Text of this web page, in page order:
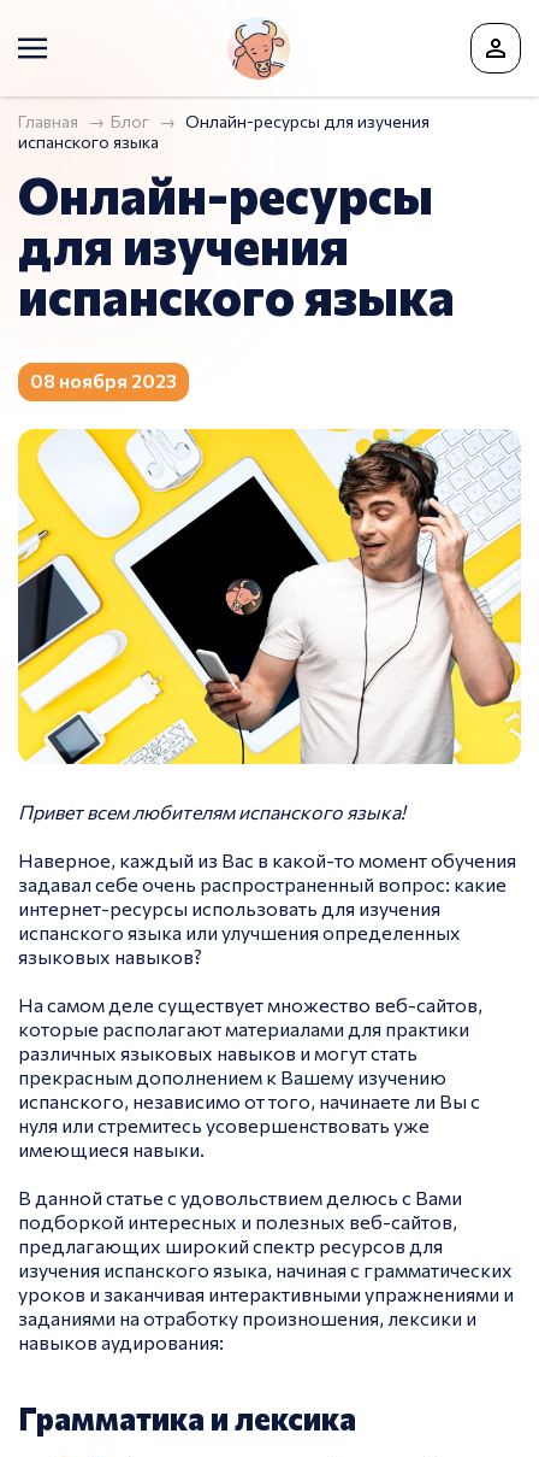
Главная Блог
Онлайн-ресурсы для изучения
испанского языка
Онлайн-ресурсы
для изучения
испанского языка
08 ноября 2023
Привет всем любителям испанского языка!
Наверное, каждый из Вас в какой-то момент обучения
задавал себе очень распространенный вопрос: какие
интернет-ресурсы использовать для изучения
испанского языка или улучшения определенных
языковых навыков?
На самом деле существует множество веб-сайтов,
которые располагают материалами для практики
различных языковых навыков и могут стать
прекрасным дополнением к Вашему изучению
испанского, независимо от того, начинаете ли Вы с
нуля или стремитесь усовершенствовать уже
имеющиеся навыки.
В данной статье с удовольствием делюсь с Вами
подборкой интересных и полезных веб-сайтов,
предлагающих широкий спектр ресурсов для
изучения испанского языка, начиная с грамматических
уроков и заканчивая интерактивными упражнениями и
заданиями на отработку произношения, лексики и
навыков аудирования:
Грамматика и лексика